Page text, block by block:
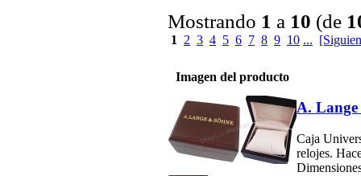
Mostrando 1 a 10 (de
1 2 3 4 5 6 7 8 9 10 ...
Imagen del producto
A. Lange
Caja
relojes.